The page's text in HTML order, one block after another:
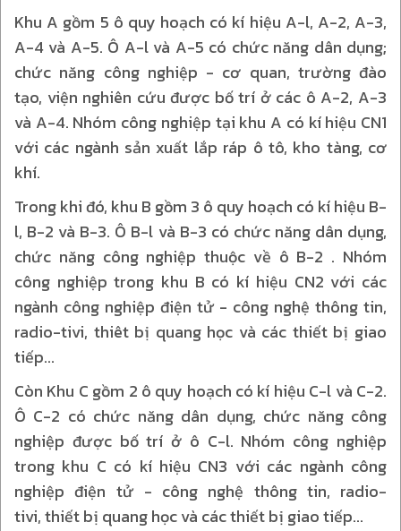
Khu A gồm 5 ô quy hoạch có kí hiệu A-l, A-2, A-3,
A-4 và A-5. Ô A-l và A-5 có chức năng dân dụng;
chức năng công nghiệp - cơ quan, trường đào
tạo, viện nghiên cứu được bố trí ở các ô A-2, A-3
và A-4. Nhóm công nghiệp tại khu A có kí hiệu CN1
với các ngành sản xuất lắp ráp ô tô, kho tàng, cơ
khí.
Trong khi đó, khu B gồm 3 ô quy hoạch có kí hiệu B-
l, B-2 và B-3. Ô B-l và B-3 có chức năng dân dụng,
chức năng công nghiệp thuộc về ô B-2 . Nhóm
công nghiệp trong khu B có kí hiệu CN2 với các
ngành công nghiệp điện tử - công nghệ thông tin,
radio-tivi, thiêt bị quang học và các thiết bị giao
tiếp...
Còn Khu C gồm 2 ô quy hoạch có kí hiệu C-l và C-2.
Ô C-2 có chức năng dân dụng, chức năng công
nghiệp được bố trí ở ô C-l. Nhóm công nghiệp
trong khu C có kí hiệu CN3 với các ngành công
nghiệp điện tử - công nghệ thông tin, radio-
tivi, thiết bị quang học và các thiết bị giao tiếp...